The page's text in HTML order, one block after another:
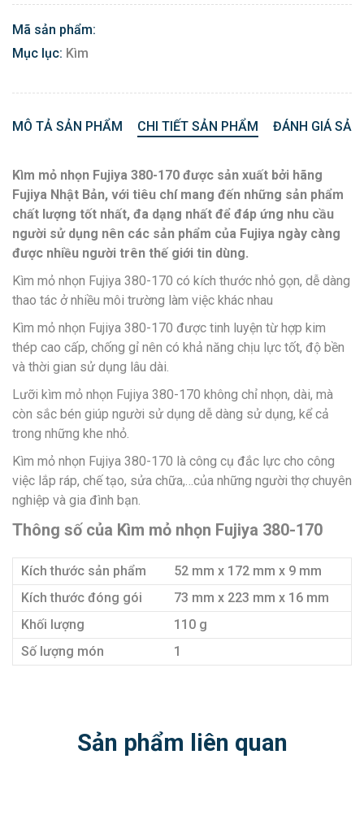
Mã sản phẩm:
Mục lục: Kìm
MÔ TẢ SẢN PHẨM CHI TIẾT SẢN PHẨM ĐÁNH GIÁ
Kìm mỏ nhọn Fujiya 380-170 được sản xuất bởi hãng
Fujiya Nhật Bản, với tiêu chí mang đến những sản phẩm
chất lượng tốt nhất, đa dạng nhất để đáp ứng nhu cầu
người sử dụng nên các sản phẩm của Fujiya ngày càng
được nhiều người trên thế giới tin dùng.
Kìm mỏ nhọn Fujiya 380-170 có kích thước nhỏ gọn, dễ dàng
thao tác ở nhiều môi trường làm việc khác nhau
Kìm mỏ nhọn Fujiya 380-170 được tinh luyện từ hợp kim
thép cao cấp, chống gỉ nên có khả năng chịu lực tốt, độ bền
và thời gian sử dụng lâu dài.
Lưỡi kìm mỏ nhọn Fujiya 380-170 không chỉ nhọn, dài, mà
còn sắc bén giúp người sử dụng dễ dàng sử dụng, kể cả
trong những khe nhỏ.
Kìm mỏ nhọn Fujiya 380-170 là công cụ đắc lực cho công
việc lắp ráp, chế tạo, sửa chữa,…của những người thợ chuyên
nghiệp và gia đình bạn.
Thông số của Kìm mỏ nhọn Fujiya 380-170
Kích thước sản phẩm
52 mm x 172 mm x 9 mm
Kích thước đóng gói
73 mm x 223 mm x 16 mm
Khối lượng
110 g
Số lượng món
1
Sản phẩm liên quan